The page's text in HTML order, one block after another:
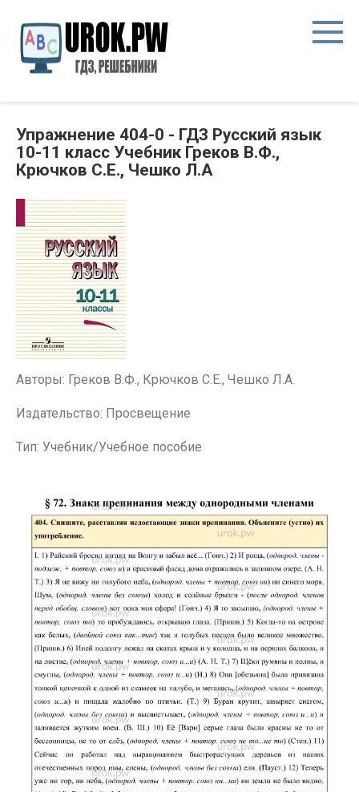
Упражнение 404-0 - ГДЗ Русский язык
10-11 класс Учебник Греков В.Ф.,
Крючков С.Е., Чешко Л.А
Авторы: Греков В.Ф., Крючков С.Е., Чешко Л.А.
Издательство: Просвещение
Тип: Учебник/Учебное пособие